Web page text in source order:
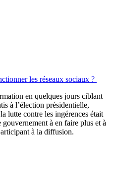
les réseaux sociaux ?
en quelques jours ciblant
à l’élection présidentielle,
lutte contre les ingérences était
à en faire plus et à
à la diffusion.